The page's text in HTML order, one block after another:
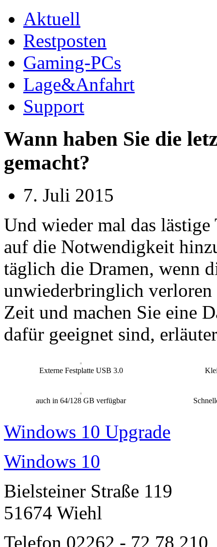
Aktuell
Restposten
Gaming-PCs
Lage&Anfahrt
Support
Wann haben Sie die
gemacht?
7. Juli 2015
Und wieder mal das
auf die Notwendigkeit
täglich die Dramen, wenn
unwiederbringlich verloren
Zeit und machen Sie eine
dafür geeignet sind,
Externe Festplatte USB 3.0
auch in 64/128 GB verfügbar
Windows 10 Upgrade
Windows 10
Bielsteiner Straße 119
51674 Wiehl
Telefon 02262 - 72 78 210